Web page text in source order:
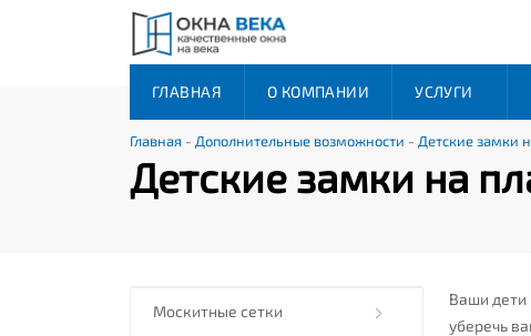
ГЛАВНАЯ О КОМПАНИИ УСЛУГИ
Главная - Дополнительные возможности - Детские замки
Детские замки на
Москитные сетки
Ваши дети
уберечь